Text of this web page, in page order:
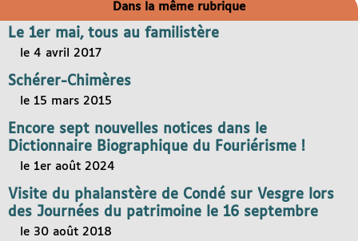
Dans la même rubrique
Le 1er mai, tous au familistère
le 4 avril 2017
Schérer-Chimères
le 15 mars 2015
Encore sept nouvelles notices dans le
Dictionnaire Biographique du Fouriérisme !
le 1er août 2024
Visite du phalanstère de Condé sur Vesgre lors
des Journées du patrimoine le 16 septembre
le 30 août 2018